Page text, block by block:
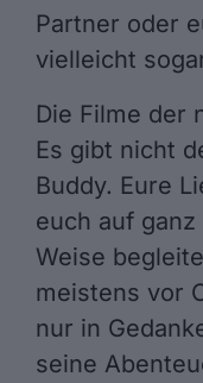
Partner oder
vielleicht
Die Filme der
Es gibt nicht
Buddy. Eure
euch auf
Weise
meistens vor
nur in
seine